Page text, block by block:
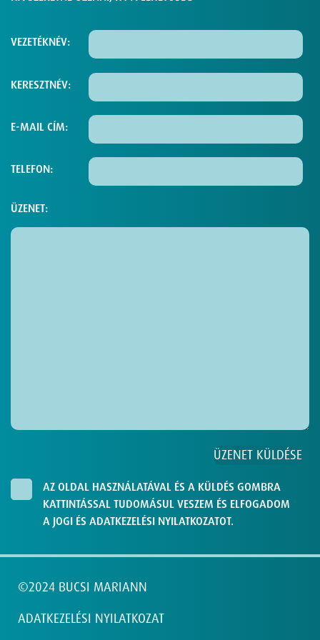
VEZETÉKNÉV:
KERESZTNÉV:
E-MAIL CÍM:
TELEFON:
ÜZENET:
AZ OLDAL HASZNÁLATÁVAL ÉS A KÜLDÉS GOMBRA
KATTINTÁSSAL TUDOMÁSUL VESZEM ÉS ELFOGADOM
A JOGI ÉS ADATKEZELÉSI NYILATKOZATOT.
©2024 BUCSI MARIANN
ADATKEZELÉSI NYILATKOZAT